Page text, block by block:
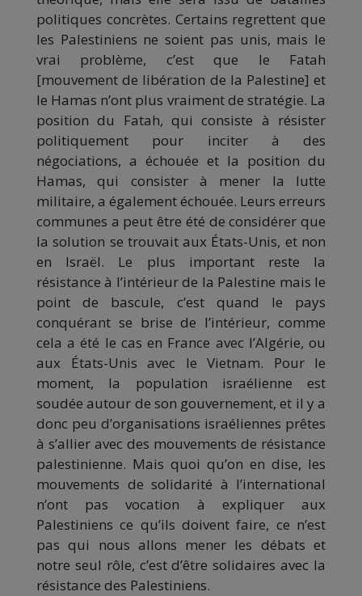
politiques concrètes. Certains regrettent que
les Palestiniens ne soient pas unis, mais le
vrai problème, c’est que le Fatah
[mouvement de libération de la Palestine] et
le Hamas n’ont plus vraiment de stratégie. La
position du Fatah, qui consiste à résister
politiquement pour inciter à des
négociations, a échouée et la position du
Hamas, qui consister à mener la lutte
militaire, a également échouée. Leurs erreurs
communes a peut être été de considérer que
la solution se trouvait aux États-Unis, et non
en Israël. Le plus important reste la
résistance à l’intérieur de la Palestine mais le
point de bascule, c’est quand le pays
conquérant se brise de l’intérieur, comme
cela a été le cas en France avec l’Algérie, ou
aux États-Unis avec le Vietnam. Pour le
moment, la population israélienne est
soudée autour de son gouvernement, et il y a
donc peu d’organisations israéliennes prêtes
à s’allier avec des mouvements de résistance
palestinienne. Mais quoi qu’on en dise, les
mouvements de solidarité à l’international
n’ont pas vocation à expliquer aux
Palestiniens ce qu’ils doivent faire, ce n’est
pas qui nous allons mener les débats et
notre seul rôle, c’est d’être solidaires avec la
résistance des Palestiniens.